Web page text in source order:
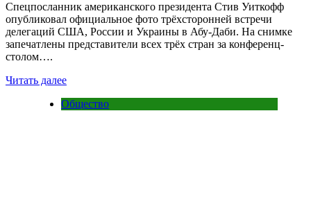
Спецпосланник американского президента Стив Уиткофф
опубликовал официальное фото трёхсторонней встречи
делегаций США, России и Украины в Абу-Даби. На снимке
запечатлены представители всех трёх стран за конференц-
столом….
Читать далее
Общество